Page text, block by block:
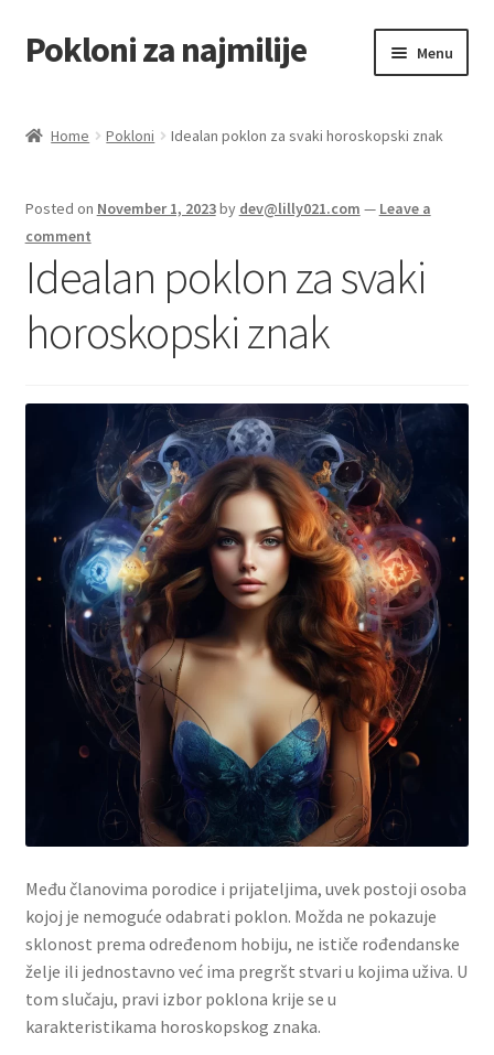
Skip
to
Skip
to
Pokloni za najmilije Menu
Blog
Čaj i kafa
Checkout
Corporate gifts
Craft
Create account page
FAQ
Forgot password
Igračke
Home Pokloni Idealan poklon za svaki horoskopski znak
Posted on November 1, 2023by dev@lilly021.com — Leave a
comment
Idealan poklon za svaki
horoskopski znak
Među članovima porodice i prijateljima, uvek postoji osoba
kojoj je nemoguće odabrati poklon. Možda ne pokazuje
sklonost prema određenom hobiju, ne ističe rođendanske
želje ili jednostavno već ima pregršt stvari u kojima uživa. U
tom slučaju, pravi izbor poklona krije se u
karakteristikama horoskopskog znaka.